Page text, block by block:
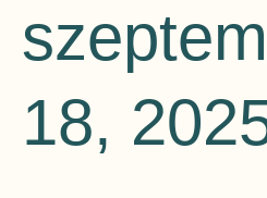
18,